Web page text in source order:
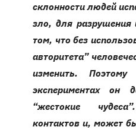
склонности людей
зло, для разрушения
том, что без
авторитета”
изменить.
экспериментах он
“жестокие
контактов и, может